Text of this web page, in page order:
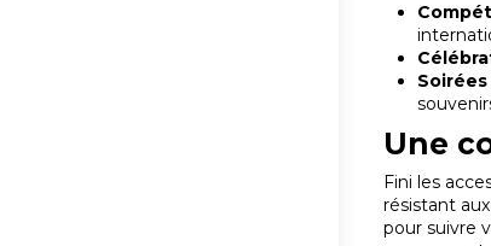
Une
Fini les
résistant
pour suivre